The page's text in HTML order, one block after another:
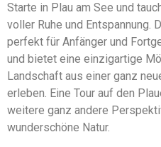
Starte in Plau am See und
voller Ruhe und Entspannung.
perfekt für Anfänger und
und bietet eine einzigartige
Landschaft aus einer ganz
erleben. Eine Tour auf den
weitere ganz andere
wunderschöne Natur.